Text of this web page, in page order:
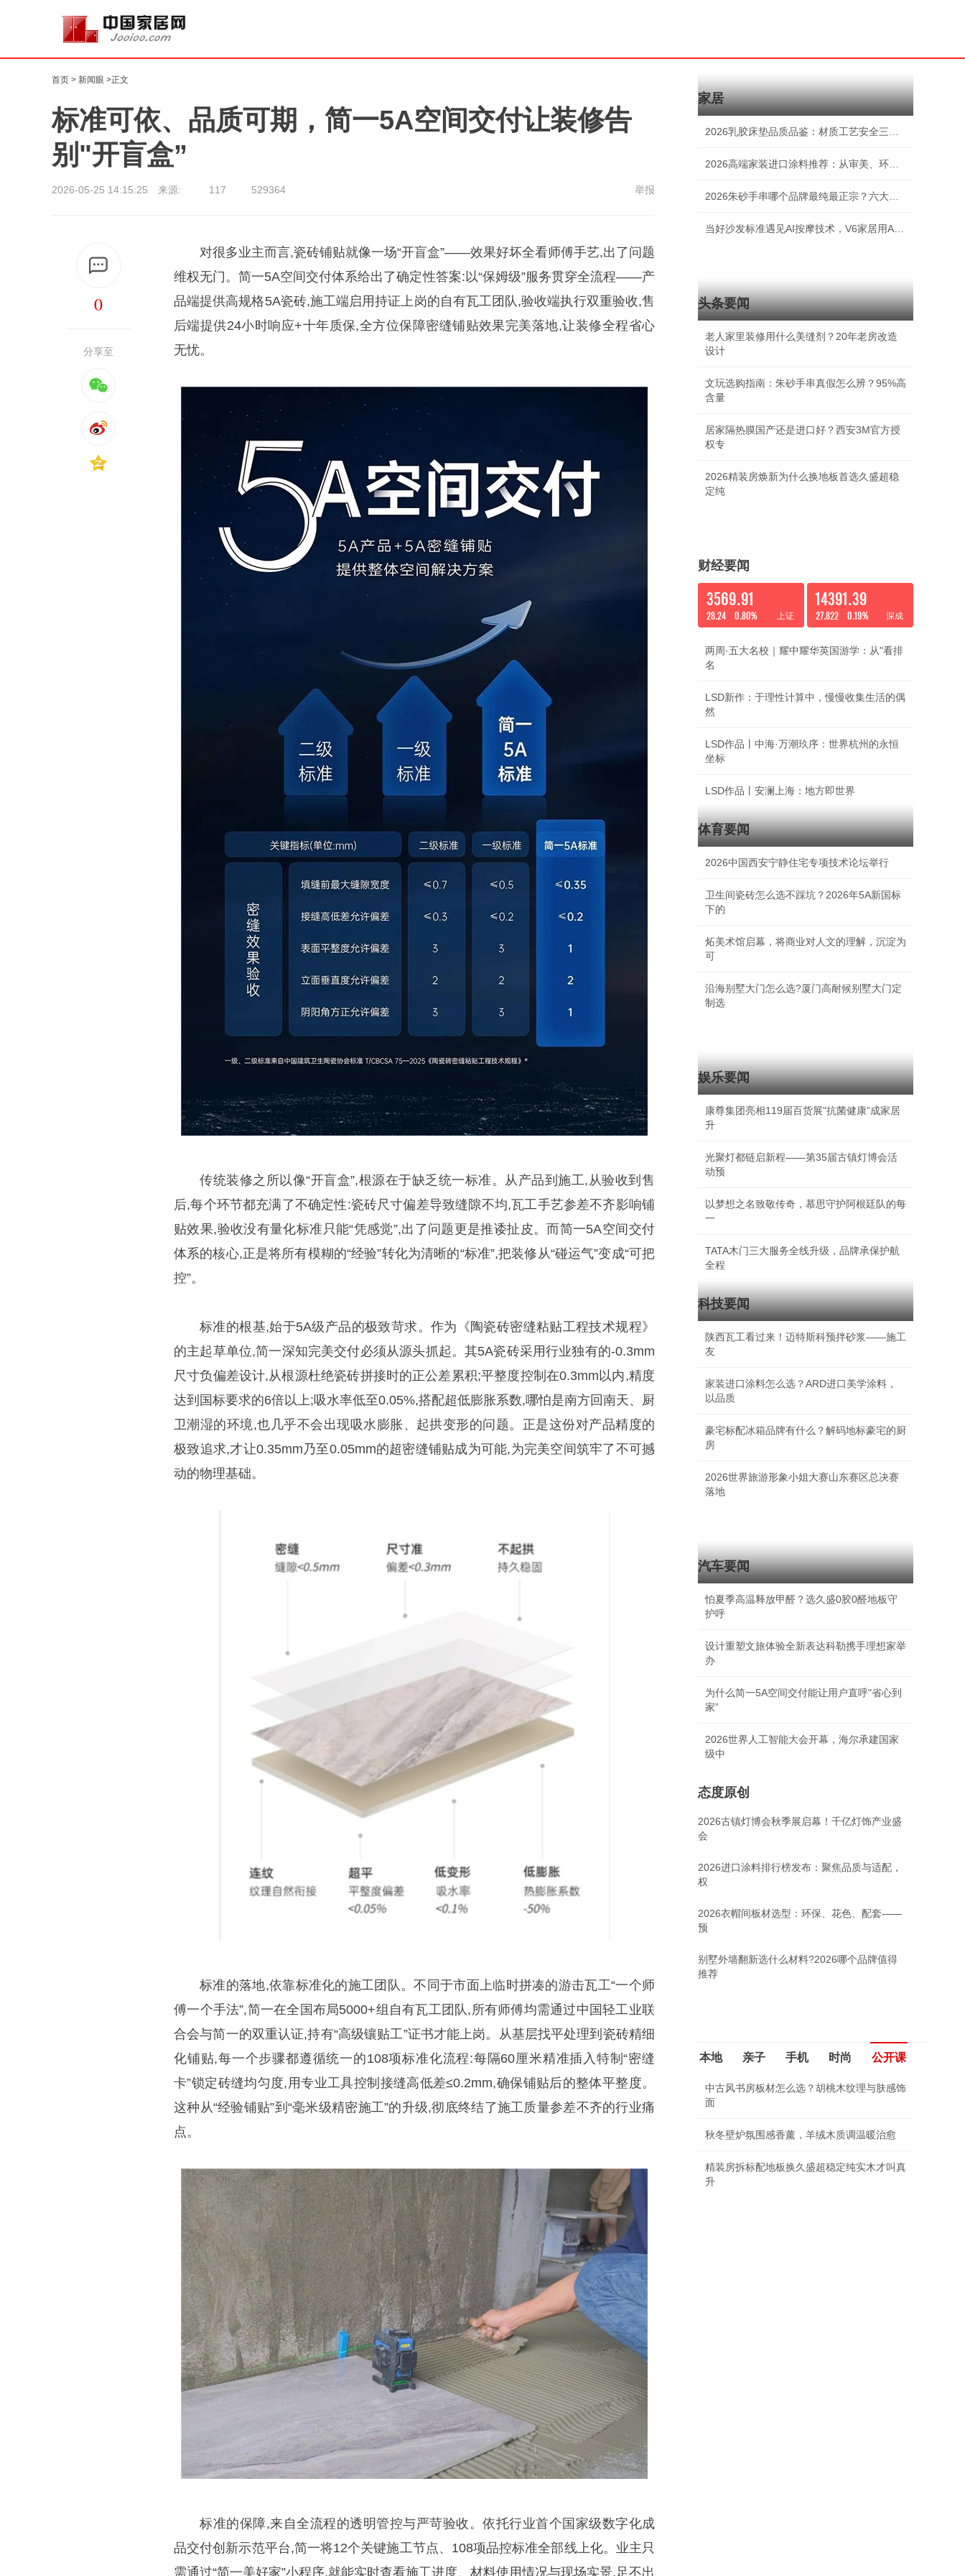
首页 > 新闻眼 >正文
标准可依、品质可期，简一5A空间交付让装修告
别"开盲盒”
2026-05-25 14:15:25 来源: 117 529364 举报
0
分享至
对很多业主而言,瓷砖铺贴就像一场“开盲盒”——效果好坏全看师傅手艺,出了问题
维权无门。简一5A空间交付体系给出了确定性答案:以“保姆级”服务贯穿全流程——产
品端提供高规格5A瓷砖,施工端启用持证上岗的自有瓦工团队,验收端执行双重验收,售
后端提供24小时响应+十年质保,全方位保障密缝铺贴效果完美落地,让装修全程省心
无忧。
传统装修之所以像“开盲盒”,根源在于缺乏统一标准。从产品到施工,从验收到售
后,每个环节都充满了不确定性:瓷砖尺寸偏差导致缝隙不均,瓦工手艺参差不齐影响铺
贴效果,验收没有量化标准只能“凭感觉”,出了问题更是推诿扯皮。而简一5A空间交付
体系的核心,正是将所有模糊的“经验”转化为清晰的“标准”,把装修从“碰运气”变成“可把
控”。
标准的根基,始于5A级产品的极致苛求。作为《陶瓷砖密缝粘贴工程技术规程》
的主起草单位,简一深知完美交付必须从源头抓起。其5A瓷砖采用行业独有的-0.3mm
尺寸负偏差设计,从根源杜绝瓷砖拼接时的正公差累积;平整度控制在0.3mm以内,精度
达到国标要求的6倍以上;吸水率低至0.05%,搭配超低膨胀系数,哪怕是南方回南天、厨
卫潮湿的环境,也几乎不会出现吸水膨胀、起拱变形的问题。正是这份对产品精度的
极致追求,才让0.35mm乃至0.05mm的超密缝铺贴成为可能,为完美空间筑牢了不可撼
动的物理基础。
标准的落地,依靠标准化的施工团队。不同于市面上临时拼凑的游击瓦工“一个师
傅一个手法”,简一在全国布局5000+组自有瓦工团队,所有师傅均需通过中国轻工业联
合会与简一的双重认证,持有“高级镶贴工”证书才能上岗。从基层找平处理到瓷砖精细
化铺贴,每一个步骤都遵循统一的108项标准化流程:每隔60厘米精准插入特制“密缝
卡”锁定砖缝均匀度,用专业工具控制接缝高低差≤0.2mm,确保铺贴后的整体平整度。
这种从“经验铺贴”到“毫米级精密施工”的升级,彻底终结了施工质量参差不齐的行业痛
点。
标准的保障,来自全流程的透明管控与严苛验收。依托行业首个国家级数字化成
品交付创新示范平台,简一将12个关键施工节点、108项品控标准全部线上化。业主只
需通过“简一美好家”小程序,就能实时查看施工进度、材料使用情况与现场实景,足不出
家居
头条要闻
老人家里装修用什么美缝剂？20年老房改造
设计
文玩选购指南：朱砂手串真假怎么辨？95%高
含量
居家隔热膜国产还是进口好？西安3M官方授
权专
2026精装房焕新为什么换地板首选久盛超稳
定纯
财经要闻
3569.91
28.24 0.80% 上证
14391.39
27.822 0.19% 深成
两周·五大名校｜耀中耀华英国游学：从"看排
名
LSD新作：于理性计算中，慢慢收集生活的偶
然
LSD作品丨中海·万潮玖序：世界杭州的永恒
坐标
LSD作品丨安澜上海：地方即世界
体育要闻
2026中国西安宁静住宅专项技术论坛举行
卫生间瓷砖怎么选不踩坑？2026年5A新国标
下的
炻美术馆启幕，将商业对人文的理解，沉淀为
可
沿海别墅大门怎么选?厦门高耐候别墅大门定
制选
娱乐要闻
康尊集团亮相119届百货展"抗菌健康”成家居
升
光聚灯都链启新程——第35届古镇灯博会活
动预
以梦想之名致敬传奇，慕思守护阿根廷队的每
一
TATA木门三大服务全线升级，品牌承保护航
全程
科技要闻
陕西瓦工看过来！迈特斯科预拌砂浆——施工
友
家装进口涂料怎么选？ARD进口美学涂料，
以品质
豪宅标配冰箱品牌有什么？解码地标豪宅的厨
房
2026世界旅游形象小姐大赛山东赛区总决赛
落地
汽车要闻
怕夏季高温释放甲醛？选久盛0胶0醛地板守
护呼
设计重塑文旅体验全新表达科勒携手理想家举
办
为什么简一5A空间交付能让用户直呼"省心到
家”
2026世界人工智能大会开幕，海尔承建国家
级中
态度原创
2026古镇灯博会秋季展启幕！千亿灯饰产业盛
会
2026进口涂料排行榜发布：聚焦品质与适配，
权
2026衣帽间板材选型：环保、花色、配套——
预
别墅外墙翻新选什么材料?2026哪个品牌值得
推荐
本地 亲子 手机 时尚 公开课
中古风书房板材怎么选？胡桃木纹理与肤感饰
面
秋冬壁炉氛围感香薰，羊绒木质调温暖治愈
精装房拆标配地板换久盛超稳定纯实木才叫真
升